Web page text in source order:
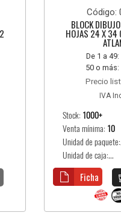
Código:
BLOCK
HOJAS 24 X
De 1 a 49:
50 o más:
Precio
IVA
Stock: 1000+
Venta mínima: 10
Unidad de
Unidad de caja:...
Ficha